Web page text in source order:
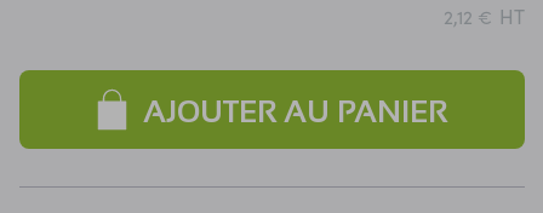
2,12 € HT
AJOUTER AU PANIER